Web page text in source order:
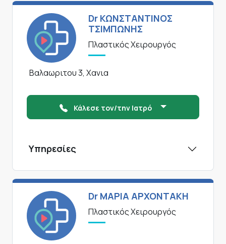
Dr ΚΩΝΣΤΑΝΤΙΝΟΣ
ΤΣΙΜΠΩΝΗΣ
Πλαστικός Χειρουργός
Βαλαωριτου 3, Χανια
Κάλεσε τον/την Ιατρό
Υπηρεσίες
Dr ΜΑΡΙΑ ΑΡΧΟΝΤΑΚΗ
Πλαστικός Χειρουργός